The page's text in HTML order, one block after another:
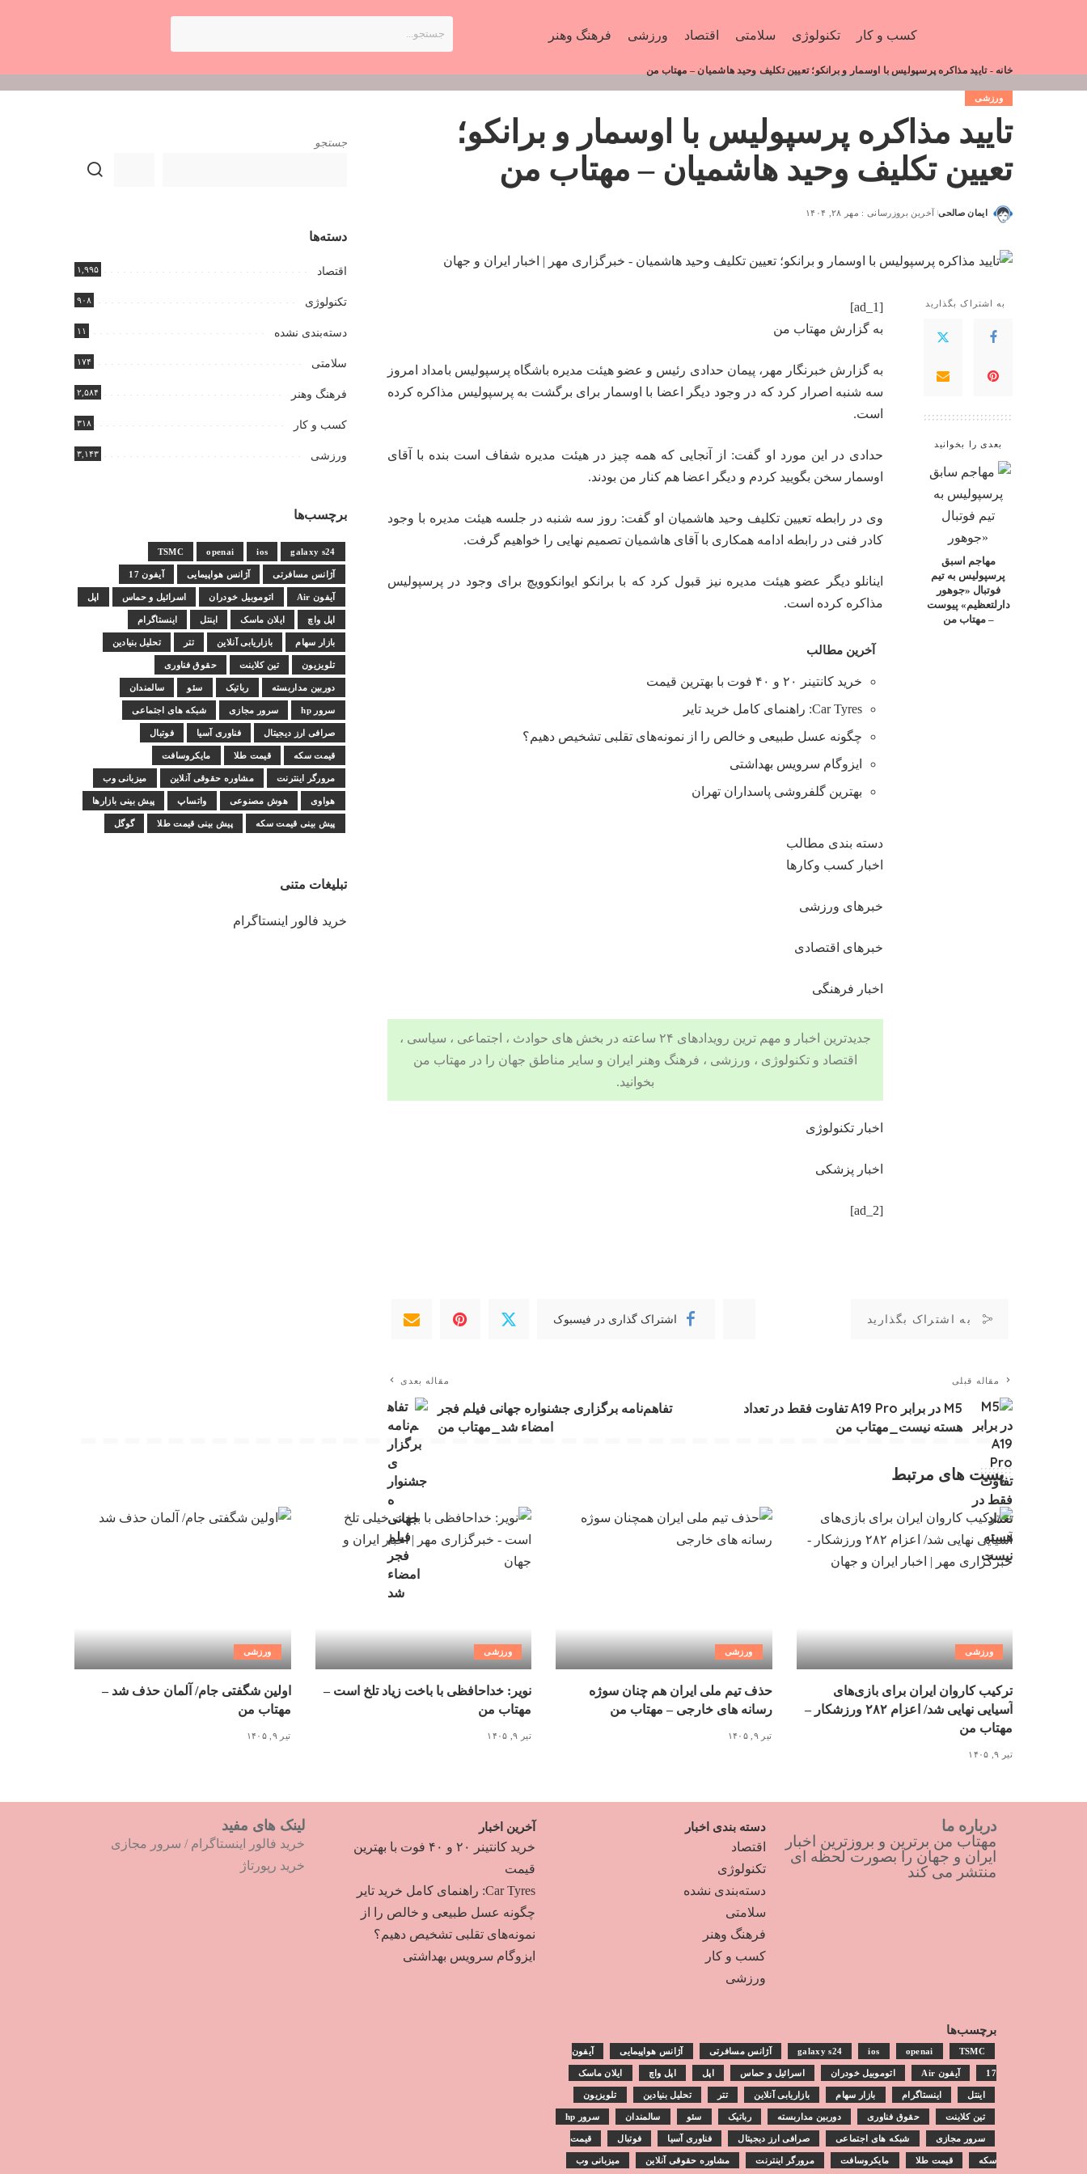
کسب و کار تکنولوژی سلامتی اقتصاد ورزشی فرهنگ وهنر
خانه -تایید مذاکره پرسپولیس با اوسمار و برانکو؛ تعیین تکلیف وحید هاشمیان – مهتاب من
ورزشی
تایید مذاکره پرسپولیس با اوسمار و برانکو؛
تعیین تکلیف وحید هاشمیان – مهتاب من
ایمان صالحی آخرین بروزرسانی : مهر ۲۸, ۱۴۰۴
به اشتراک بگذارید
بعدی را بخوانید
مهاجم اسبق
پرسپولیس به تیم
فوتبال «جوهور
دارلتعظیم» پیوست
– مهتاب من
[ad_1]
به گزارش مهتاب من
به گزارش خبرنگار مهر، پیمان حدادی رئیس و عضو هیئت مدیره باشگاه پرسپولیس بامداد امروز
سه شنبه اصرار کرد که در وجود دیگر اعضا با اوسمار
برای برگشت به پرسپولیس مذاکره کرده
است.
حدادی در این مورد او گفت: از آنجایی که همه چیز در هیئت مدیره شفاف است بنده با آقای
اوسمار سخن بگویید کردم و دیگر اعضا هم کنار من بودند.
وی در رابطه تعیین تکلیف وحید هاشمیان او گفت: روز سه شنبه در جلسه هیئت مدیره با وجود
کادر فنی در رابطه ادامه همکاری با آقای هاشمیان تصمیم نهایی را خواهیم گرفت.
اینانلو دیگر عضو هیئت مدیره نیز قبول کرد که با برانکو ایوانکوویچ برای وجود در پرسپولیس
مذاکره کرده است.
آخرین مطالب
خرید کانتینر ۲۰ و ۴۰ فوت با بهترین قیمت
Car Tyres: راهنمای کامل خرید تایر
چگونه عسل طبیعی و خالص را از نمونه‌های تقلبی تشخیص دهیم؟
ایزوگام سرویس بهداشتی
بهترین گلفروشی پاسداران تهران
دسته بندی مطالب
اخبار کسب وکارها
خبرهای ورزشی
خبرهای اقتصادی
اخبار فرهنگی
جدیدترین اخبار و مهم ترین رویدادهای ۲۴ ساعته در بخش های حوادث ، اجتماعی ، سیاسی ،
اقتصاد وتکنولوژی ، ورزشی ، فرهنگ وهنر ایران و سایر مناطق جهان را در مهتاب من
بخوانید.
اخبار تکنولوژی
اخبار پزشکی
[ad_2]
به اشتراک بگذارید اشتراک گذاری در فیسبوک
مقاله قبلی
M5 در برابر A19 Pro تفاوت فقط در تعداد
هسته نیست_مهتاب من
مقاله بعدی
تفاهم‌نامه برگزاری جشنواره جهانی فیلم فجر
امضاء شد_مهتاب من
جستجو
دسته‌ها
اقتصاد ۱,۹۹۵
تکنولوژی ۹۰۸
دسته‌بندی نشده ۱۱
سلامتی ۱۷۴
فرهنگ وهنر ۲,۵۸۴
کسب و کار ۳۱۸
ورزشی ۳,۱۴۳
برچسب‌ها
galaxy s24
ios
openai
TSMC
آژانس مسافرتی آژانس هواپیمایی آیفون 17
آیفون Air اتوموبیل خودران اسرائیل و حماس اپل
اپل واچ ایلان ماسک اینتل اینستاگرام
بازار سهام بازاریابی آنلاین تتر تحلیل بنیادین
تلویزیون تین کلاینت حقوق فناوری
دوربین مداربسته رباتیک سئو سالمندان
سرور hp سرور مجازی شبکه های اجتماعی
صرافی ارز دیجیتال فناوری آسیا فوتبال
قیمت سکه قیمت طلا مایکروسافت
مرورگر اینترنت مشاوره حقوقی آنلاین میزبانی وب
هواوی هوش مصنوعی واتساپ پیش بینی بازارها
پیش بینی قیمت سکه پیش بینی قیمت طلا گوگل
تبلیغات متنی
خرید فالور اینستاگرام
پست های مرتبط
ورزشی
ترکیب کاروان ایران برای بازی‌های
آسیایی نهایی شد/ اعزام ۲۸۲ ورزشکار –
مهتاب من
تیر ۹, ۱۴۰۵
ورزشی
حذف تیم ملی ایران هم چنان سوژه
رسانه های خارجی – مهتاب من
تیر ۹, ۱۴۰۵
ورزشی
نویر: خداحافظی با باخت زیاد تلخ است –
مهتاب من
تیر ۹, ۱۴۰۵
ورزشی
اولین شگفتی جام/ آلمان حذف شد –
مهتاب من
تیر ۹, ۱۴۰۵
درباره ما
مهتاب من برترین و بروزترین اخبار
ایران و جهان را بصورت لحظه ای
منتشر می کند
دسته بندی اخبار
اقتصاد
تکنولوژی
دسته‌بندی نشده
سلامتی
فرهنگ وهنر
کسب و کار
ورزشی
آخرین اخبار
خرید کانتینر ۲۰ و ۴۰ فوت با بهترین
قیمت
Car Tyres: راهنمای کامل خرید تایر
چگونه عسل طبیعی و خالص را از
نمونه‌های تقلبی تشخیص دهیم؟
ایزوگام سرویس بهداشتی
لینک های مفید
خرید فالور اینستاگرام / سرور مجازی
خرید رپورتاژ
برچسب‌ها
galaxy s24 ios openai TSMC آژانس مسافرتی آژانس هواپیمایی آیفون
17 آیفون Air اتوموبیل خودران اسرائیل و حماس اپل اپل واچ ایلان ماسک
اینتل اینستاگرام بازار سهام بازاریابی آنلاین تتر تحلیل بنیادین تلویزیون
تین کلاینت حقوق فناوری دوربین مداربسته رباتیک سئو سالمندان سرور hp
سرور مجازی شبکه های اجتماعی صرافی ارز دیجیتال فناوری آسیا فوتبال قیمت
سکه قیمت طلا مایکروسافت مرورگر اینترنت مشاوره حقوقی آنلاین میزبانی وب